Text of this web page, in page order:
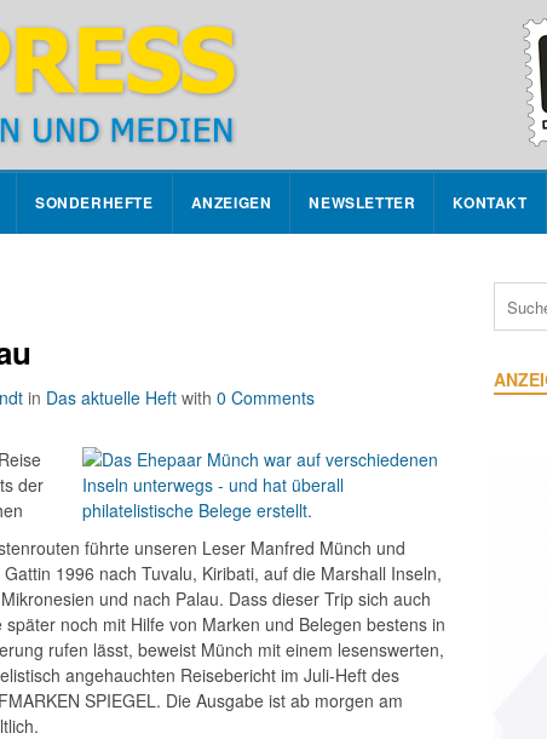
SONDERHEFTE ANZEIGEN NEWSLETTER KONTAKT
in Das aktuelle Heft with 0 Comments
der
führte unseren Leser Manfred Münch und
1996 nach Tuvalu, Kiribati, auf die Marshall Inseln,
und nach Palau. Dass dieser Trip sich auch
später noch mit Hilfe von Marken und Belegen bestens in
rufen lässt, beweist Münch mit einem lesenswerten,
angehauchten Reisebericht im Juli-Heft des
SPIEGEL. Die Ausgabe ist ab morgen am